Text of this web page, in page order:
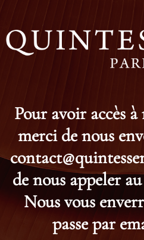
Pour avoir accès
merci de nous
de nous appeler au
Nous vous
passe par